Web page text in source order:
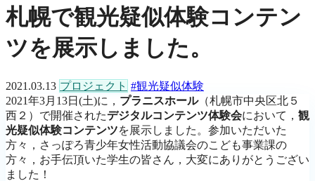
札幌で観光疑似体験コンテン
ツを展示しました。
2021.03.13 プロジェクト #観光疑似体験
2021年3月13日(土)に， プラニスホール（札幌市中央区北５
西２）で開催されたデジタルコンテンツ体験会において， 観
光疑似体験コンテンツを展示しました。参加いただいた
方々，さっぽろ青少年女性活動協議会のこども事業課の
方々，お手伝頂いた学生の皆さん，大変にありがとうござい
ました！